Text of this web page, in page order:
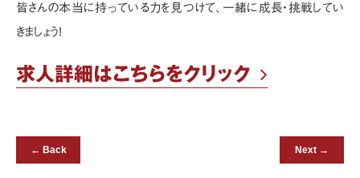
皆さんの本当に持っている力を見つけて、一緒に成長・挑戦してい
きましょう!
求人詳細はこちらをクリック
← Back Next →